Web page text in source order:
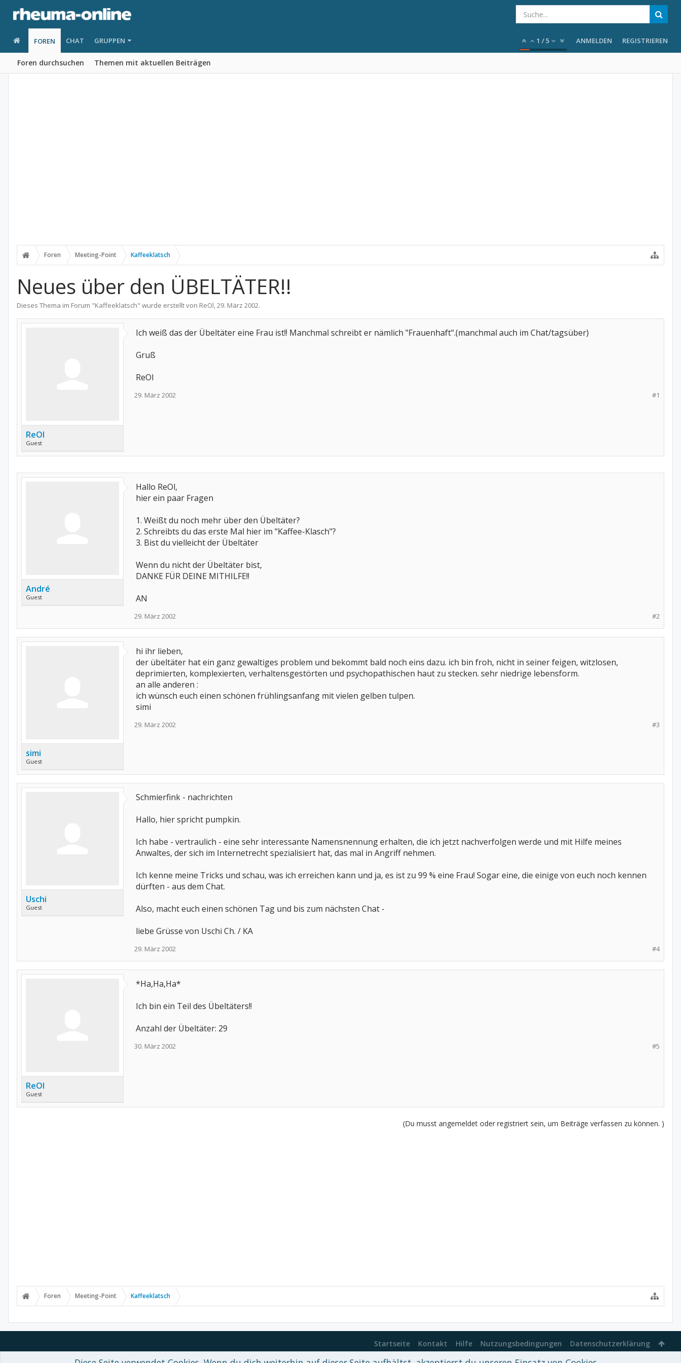
FOREN
Foren durchsuchen Themen mit aktuellen Beiträgen
CHAT GRUPPEN 1 /5 ANMELDEN REGISTRIEREN
Foren Meeting-Point Kaffeeklatsch
Neues über den ÜBELTÄTER!!
Dieses Thema im Forum "Kaffeeklatsch" wurde erstellt von ReOl,29. März 2002.
ReOl
Guest
Ich weiß das der Übeltäter eine Frau ist!! Manchmal schreibt er nämlich "Frauenhaft".(manchmal auch im Chat/tagsüber)
Gruß
ReOl
#1
29. März 2002
André
Guest
Hallo ReOl,
hier ein paar Fragen
1. Weißt du noch mehr über den Übeltäter?
2. Schreibts du das erste Mal hier im "Kaffee-Klasch"?
3. Bist du vielleicht der Übeltäter
Wenn du nicht der Übeltäter bist,
DANKE FÜR DEINE MITHILFE!!
AN
#2
29. März 2002
simi
Guest
hi ihr lieben,
der übeltäter hat ein ganz gewaltiges problem und bekommt bald noch eins dazu. ich bin froh, nicht in seiner feigen, witzlosen,
deprimierten, komplexierten, verhaltensgestörten und psychopathischen haut zu stecken. sehr niedrige lebensform.
an alle anderen :
ich wünsch euch einen schönen frühlingsanfang mit vielen gelben tulpen.
simi
#3
29. März 2002
Uschi
Guest
Schmierfink - nachrichten
Hallo, hier spricht pumpkin.
Ich habe - vertraulich - eine sehr interessante Namensnennung erhalten, die ich jetzt nachverfolgen werde und mit Hilfe meines
Anwaltes, der sich im Internetrecht spezialisiert hat, das mal in Angriff nehmen.
Ich kenne meine Tricks und schau, was ich erreichen kann und ja, es ist zu 99 % eine Frau! Sogar eine, die einige von euch noch kennen
dürften - aus dem Chat.
Also, macht euch einen schönen Tag und bis zum nächsten Chat -
liebe Grüsse von Uschi Ch. / KA
#4
29. März 2002
ReOl
Guest
*Ha,Ha,Ha*
Ich bin ein Teil des Übeltäters!!
Anzahl der Übeltäter: 29
#5
30. März 2002
(Du musst angemeldet oder registriert sein, um Beiträge verfassen zu können. )
Foren Meeting-Point Kaffeeklatsch
Startseite Kontakt Hilfe Nutzungsbedingungen Datenschutzerklärung